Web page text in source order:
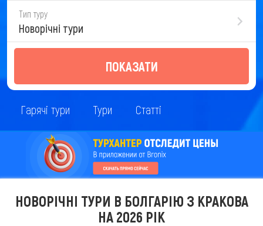
Тип туру
Новорічні тури
ПОКАЗАТИ
Гарячі тури Тури Статті
НОВОРІЧНІ ТУРИ В БОЛГАРІЮ З КРАКОВА
НА 2026 РІК